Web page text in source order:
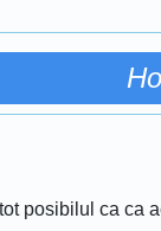
posibilul ca ca